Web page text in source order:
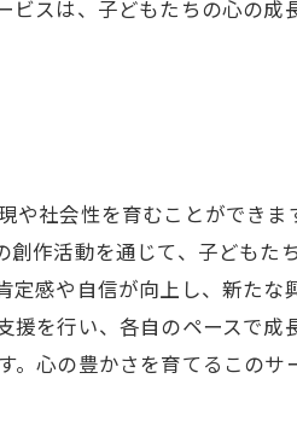
スは、子どもたちの心の成
社会性を育むことができま
作活動を通じて、子どもた
感や自信が向上し、新たな
を行い、各自のペースで成
心の豊かさを育てるこの